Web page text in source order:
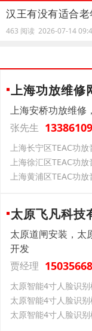
汉王有没有适合
463 阅读 2026-07-14
上海功放维修
上海安桥功放维修
张先生
上海长宁区TEAC功
上海徐汇区TEAC功
上海黄浦区TEAC功
太原飞凡科技
太原道闸安装，太
开发
贾经理
太原智能4寸人脸识
太原智能4寸人脸识
太原智能4寸人脸识